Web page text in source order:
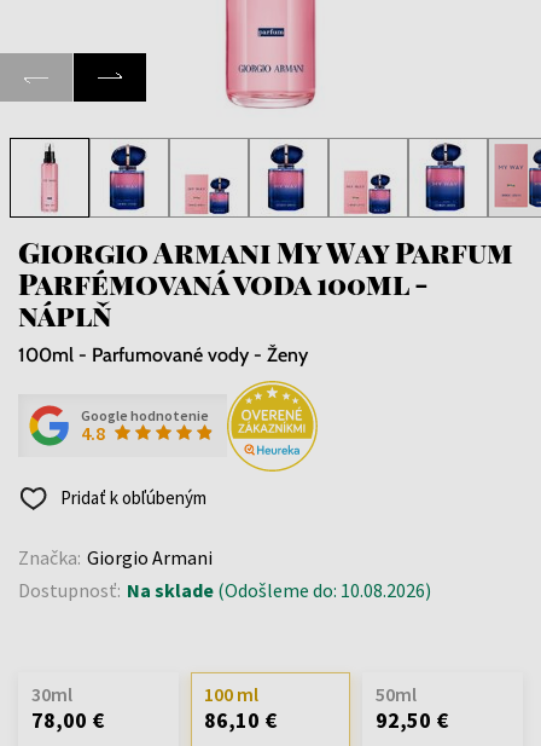
Giorgio Armani My Way Parfum
Parfémovaná voda 100ml -
náplň
100ml - Parfumované vody - Ženy
Google hodnotenie
4.8
Pridať k obľúbeným
Značka: Giorgio Armani
Dostupnosť: Na sklade (Odošleme do: 10.08.2026)
30ml
78,00 €
100 ml
86,10 €
50ml
92,50 €